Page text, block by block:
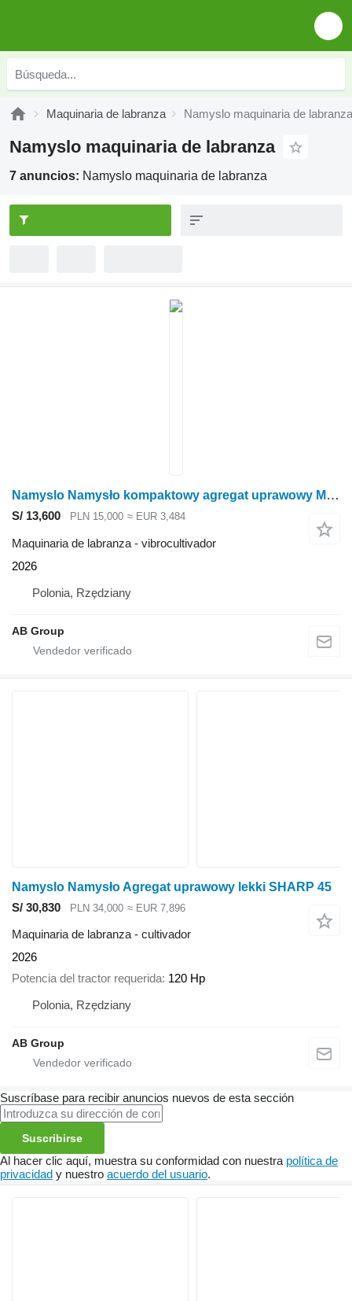
Maquinaria de labranza Namyslo maquinaria de labranza
Namyslo maquinaria de labranza
7 anuncios: Namyslo maquinaria de labranza
Namyslo Namysło kompaktowy agregat uprawowy MILAN S 30
S/ 13,600 PLN 15,000 ≈ EUR 3,484
Maquinaria de labranza - vibrocultivador
2026
Polonia, Rzędziany
AB Group
Namyslo Namysło Agregat uprawowy lekki SHARP 45
S/ 30,830
PLN 34,000 ≈ EUR 7,896
Maquinaria de labranza - cultivador
2026
Potencia del tractor requerida 120 Hp
Polonia, Rzędziany
AB Group
Suscríbase para recibir anuncios nuevos de esta sección
Suscribirse
Al hacer clic aquí, muestra su conformidad con nuestra política de
privacidad y nuestro acuerdo del usuario.